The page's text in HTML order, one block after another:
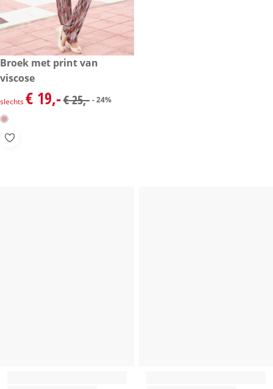
kortingsprijs: € 19,-, vorige prijs: € 25,-
- 24%
Broek met print van
viscose
kortingsprijs: € 19,-, vorige prijs: € 25,-
slechts€ 19,-€ 25,- - 24%